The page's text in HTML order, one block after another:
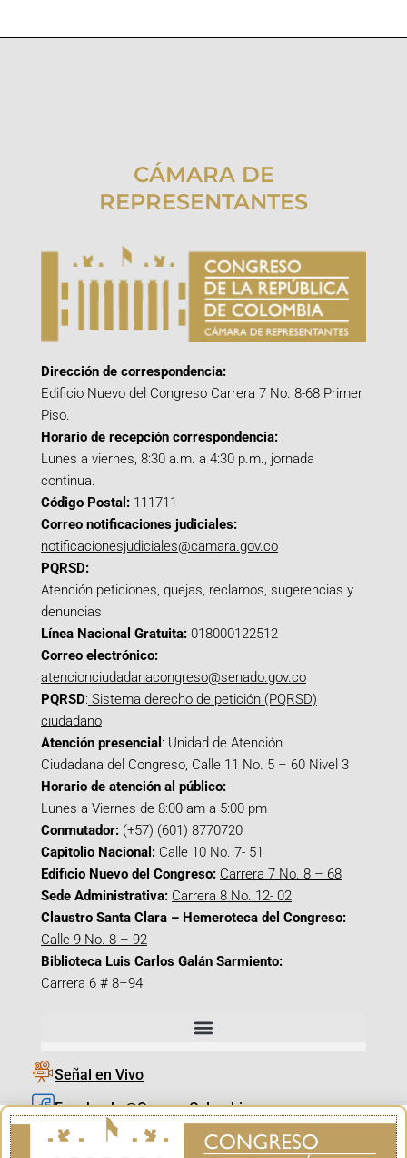
CÁMARA DE
REPRESENTANTES
Dirección de correspondencia:
Edificio Nuevo del Congreso Carrera 7 No. 8-68 Primer
Piso.
Horario de recepción correspondencia:
Lunes a viernes, 8:30 a.m. a 4:30 p.m., jornada
continua.
Código Postal: 111711
Correo notificaciones judiciales:
notificacionesjudiciales@camara.gov.co
PQRSD:
Atención peticiones, quejas, reclamos, sugerencias y
denuncias
Línea Nacional Gratuita: 018000122512
Correo electrónico:
atencionciudadanacongreso@senado.gov.co
PQRSD: Sistema derecho de petición (PQRSD)
ciudadano
Atención presencial : Unidad de Atención
Ciudadana del Congreso, Calle 11 No. 5 – 60 Nivel 3
Horario de atención al público:
Lunes a Viernes de 8:00 am a 5:00 pm
Conmutador: (+57) (601) 8770720
Capitolio Nacional: Calle 10 No. 7- 51
Edificio Nuevo del Congreso: Carrera 7 No. 8 – 68
Sede Administrativa: Carrera 8 No. 12- 02
Claustro Santa Clara – Hemeroteca del Congreso:
Calle 9 No. 8 – 92
Biblioteca Luis Carlos Galán Sarmiento:
Carrera 6 # 8–94
Señal en Vivo
Facebook_@CamaraColombia
Instagram_@CamaraColombia